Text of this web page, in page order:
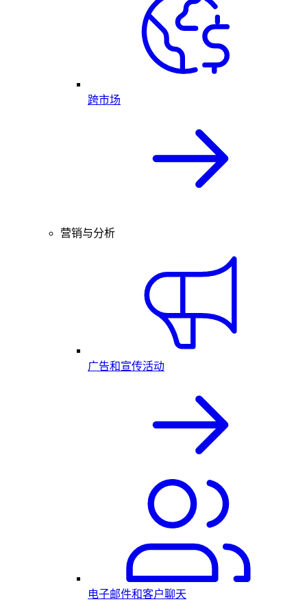
跨市场
营销与分析
广告和宣传活动
电子邮件和客户聊天